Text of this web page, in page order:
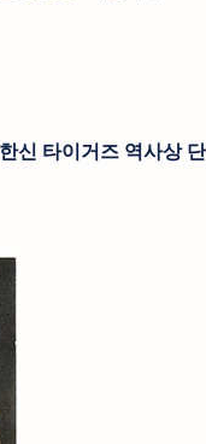
신 타이거즈 역사상